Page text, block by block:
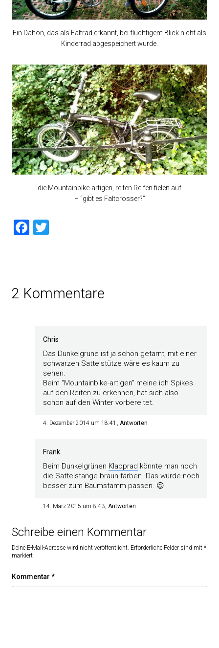
Ein Dahon, das als Faltrad erkannt, bei flüchtigem Blick nicht als
Kinderrad abgespeichert wurde.
die Mountainbike-artigen, reiten Reifen fielen auf
– “gibt es Faltcrosser?”
Facebook
2 Kommentare
Chris
Das Dunkelgrüne ist ja schön getarnt, mit einer
schwarzen Sattelstütze wäre es kaum zu
sehen.
Beim “Mountainbike-artigen” meine ich Spikes
auf den Reifen zu erkennen, hat sich also
schon auf den Winter vorbereitet.
4. Dezember 2014 um 18:41 Antworten
Frank
Beim Dunkelgrünen Klapprad könnte man noch
die Sattelstange braun färben. Das würde noch
besser zum Baumstamm passen. 😉
14. März 2015 um 8:43 Antworten
Schreibe einen Kommentar
Deine E-Mail-Adresse wird nicht veröffentlicht. Erforderliche Felder sind mit *
markiert
Kommentar *